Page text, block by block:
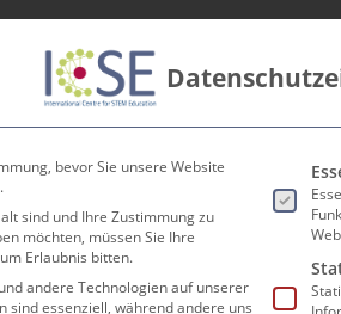
Lehrer*innen
bevor Sie unsere Website
sind und Ihre Zustimmung zu
möchten, müssen Sie Ihre
Erlaubnis bitten.
andere Technologien auf unserer
sind essenziell, während andere uns
Es